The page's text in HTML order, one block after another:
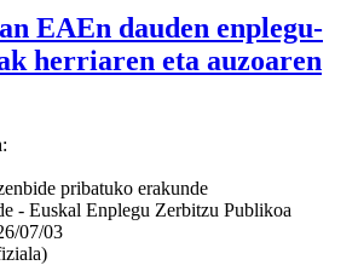
EAEn dauden enplegu-
herriaren eta auzoaren
pribatuko erakunde
- Euskal Enplegu Zerbitzu Publikoa
07/03